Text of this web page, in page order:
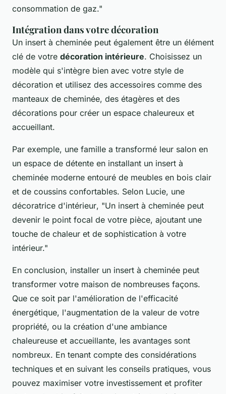
consommation de gaz."
Intégration dans votre décoration
Un insert à cheminée peut également être un élément
clé de votre décoration intérieure. Choisissez un
modèle qui s'intègre bien avec votre style de
décoration et utilisez des accessoires comme des
manteaux de cheminée, des étagères et des
décorations pour créer un espace chaleureux et
accueillant.
Par exemple, une famille a transformé leur salon en
un espace de détente en installant un insert à
cheminée moderne entouré de meubles en bois clair
et de coussins confortables. Selon Lucie, une
décoratrice d'intérieur, "Un insert à cheminée peut
devenir le point focal de votre pièce, ajoutant une
touche de chaleur et de sophistication à votre
intérieur."
En conclusion, installer un insert à cheminée peut
transformer votre maison de nombreuses façons.
Que ce soit par l'amélioration de l'efficacité
énergétique, l'augmentation de la valeur de votre
propriété, ou la création d'une ambiance
chaleureuse et accueillante, les avantages sont
nombreux. En tenant compte des considérations
techniques et en suivant les conseils pratiques, vous
pouvez maximiser votre investissement et profiter